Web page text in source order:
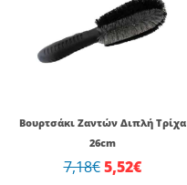
Βουρτσάκι Ζαντών Διπλή Τρίχα
26cm
7,18€
was:
7,18€.
5,52€
τιμή
είναι: